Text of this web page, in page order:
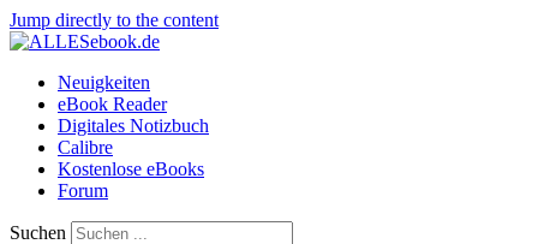
Jump directly to the content
Neuigkeiten
eBook Reader
Digitales Notizbuch
Calibre
Kostenlose eBooks
Forum
Suchen